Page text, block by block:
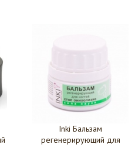
Inki Бальзам
регенерирующий для